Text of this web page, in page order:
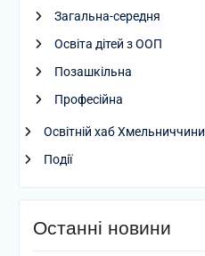
Загальна-середня
Освіта дітей з ООП
Позашкільна
Професійна
Освітній хаб Хмельниччини
Події
Останні новини